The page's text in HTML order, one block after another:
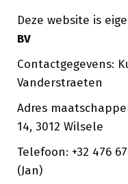
Deze website is
BV
Contactgegevens:
Vanderstraeten
Adres
14, 3012 Wilsele
Telefoon: +32 476
(Jan)